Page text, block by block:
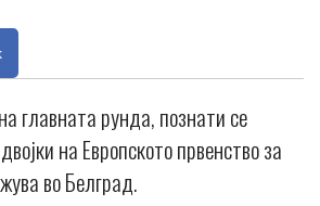
главната рунда, познати се
на Европското првенство за
во Белград.